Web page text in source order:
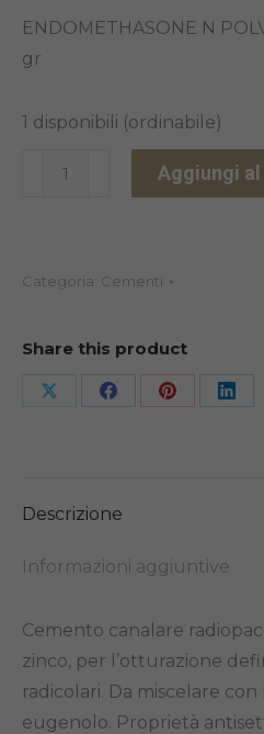
ENDOMETHASONE N
gr
1 disponibili (ordinabile)
ENDOMETHASONEAggiungi
Categoria: Cementi
Share this product
Share
Share Share
Descrizione
Informazioni aggiuntive
Cemento canalare
zinco, per l’otturazione
radicolari. Da miscelare
eugenolo. Proprietà